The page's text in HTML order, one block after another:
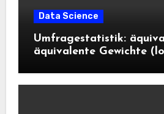
Data Science
Umfragestatistik:
äquivalente Gewichte